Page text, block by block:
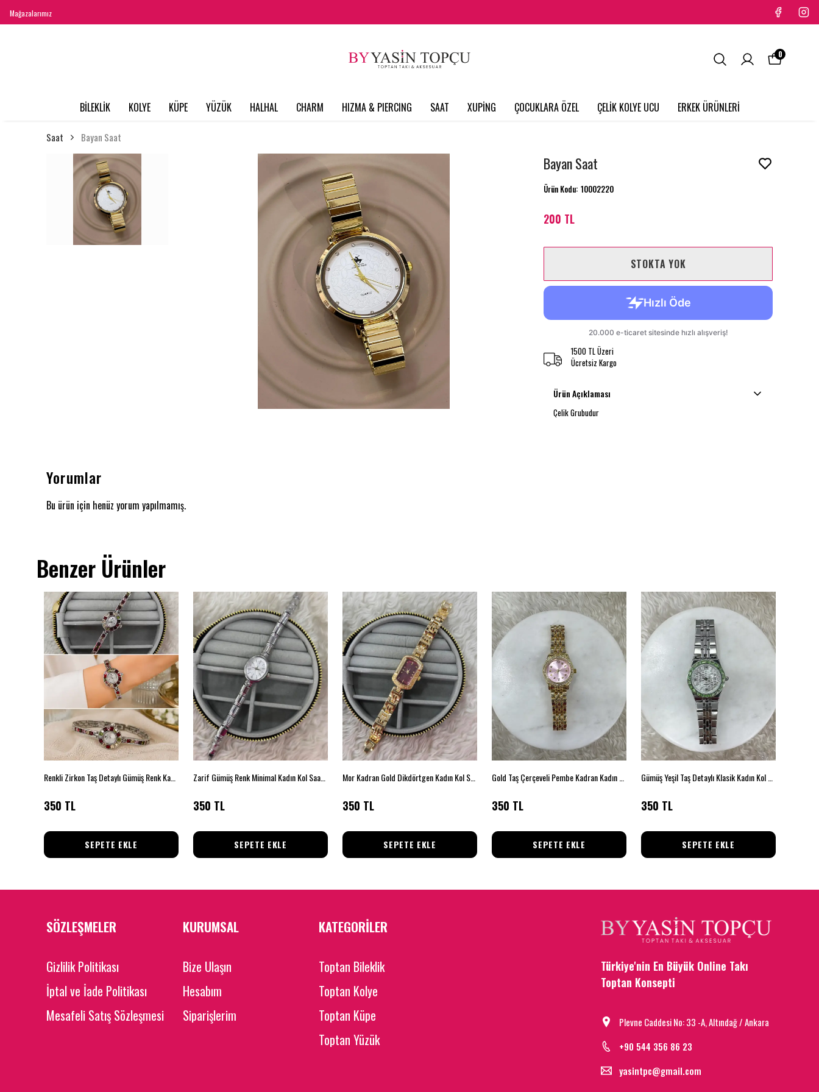
Mağazalarımız
BİLEKLİK KOLYE KÜPE YÜZÜK HALHAL CHARM HIZMA & PIERCING SAAT XUPİNG ÇOCUKLARA ÖZEL ÇELİK KOLYE UCU ERKEK ÜRÜNLERİ
0
Saat Bayan Saat
Bayan Saat
Ürün Kodu: 10002220
200 TL
STOKTA YOK
1500 TL Üzeri
Ücretsiz Kargo
Ürün Açıklaması
Çelik Grubudur
Yorumlar
Bu ürün için henüz yorum yapılmamış.
Benzer Ürünler
350 TL
SEPETE EKLE
350 TL
SEPETE EKLE
350 TL
SEPETE EKLE
350 TL
SEPETE EKLE
350 TL
SEPETE EKLE
SÖZLEŞMELER
Gizlilik Politikası
İptal ve İade Politikası
Mesafeli Satış Sözleşmesi
KURUMSAL
Bize Ulaşın
Hesabım
Siparişlerim
KATEGORİLER
Toptan Bileklik
Toptan Kolye
Toptan Küpe
Toptan Yüzük
Türkiye'nin En Büyük Online Takı
Toptan Konsepti
Plevne Caddesi No: 33 -A, Altındağ / Ankara
+90 544 356 86 23
yasintpc@gmail.com